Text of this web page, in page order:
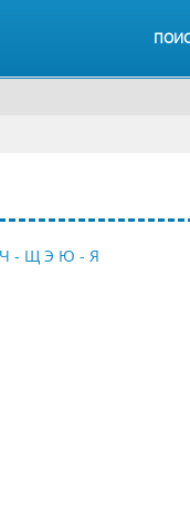
Ч - Щ Э Ю - Я